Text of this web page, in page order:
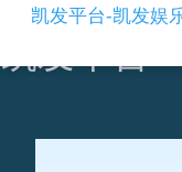
usb 插座
凯发平台-凯发娱